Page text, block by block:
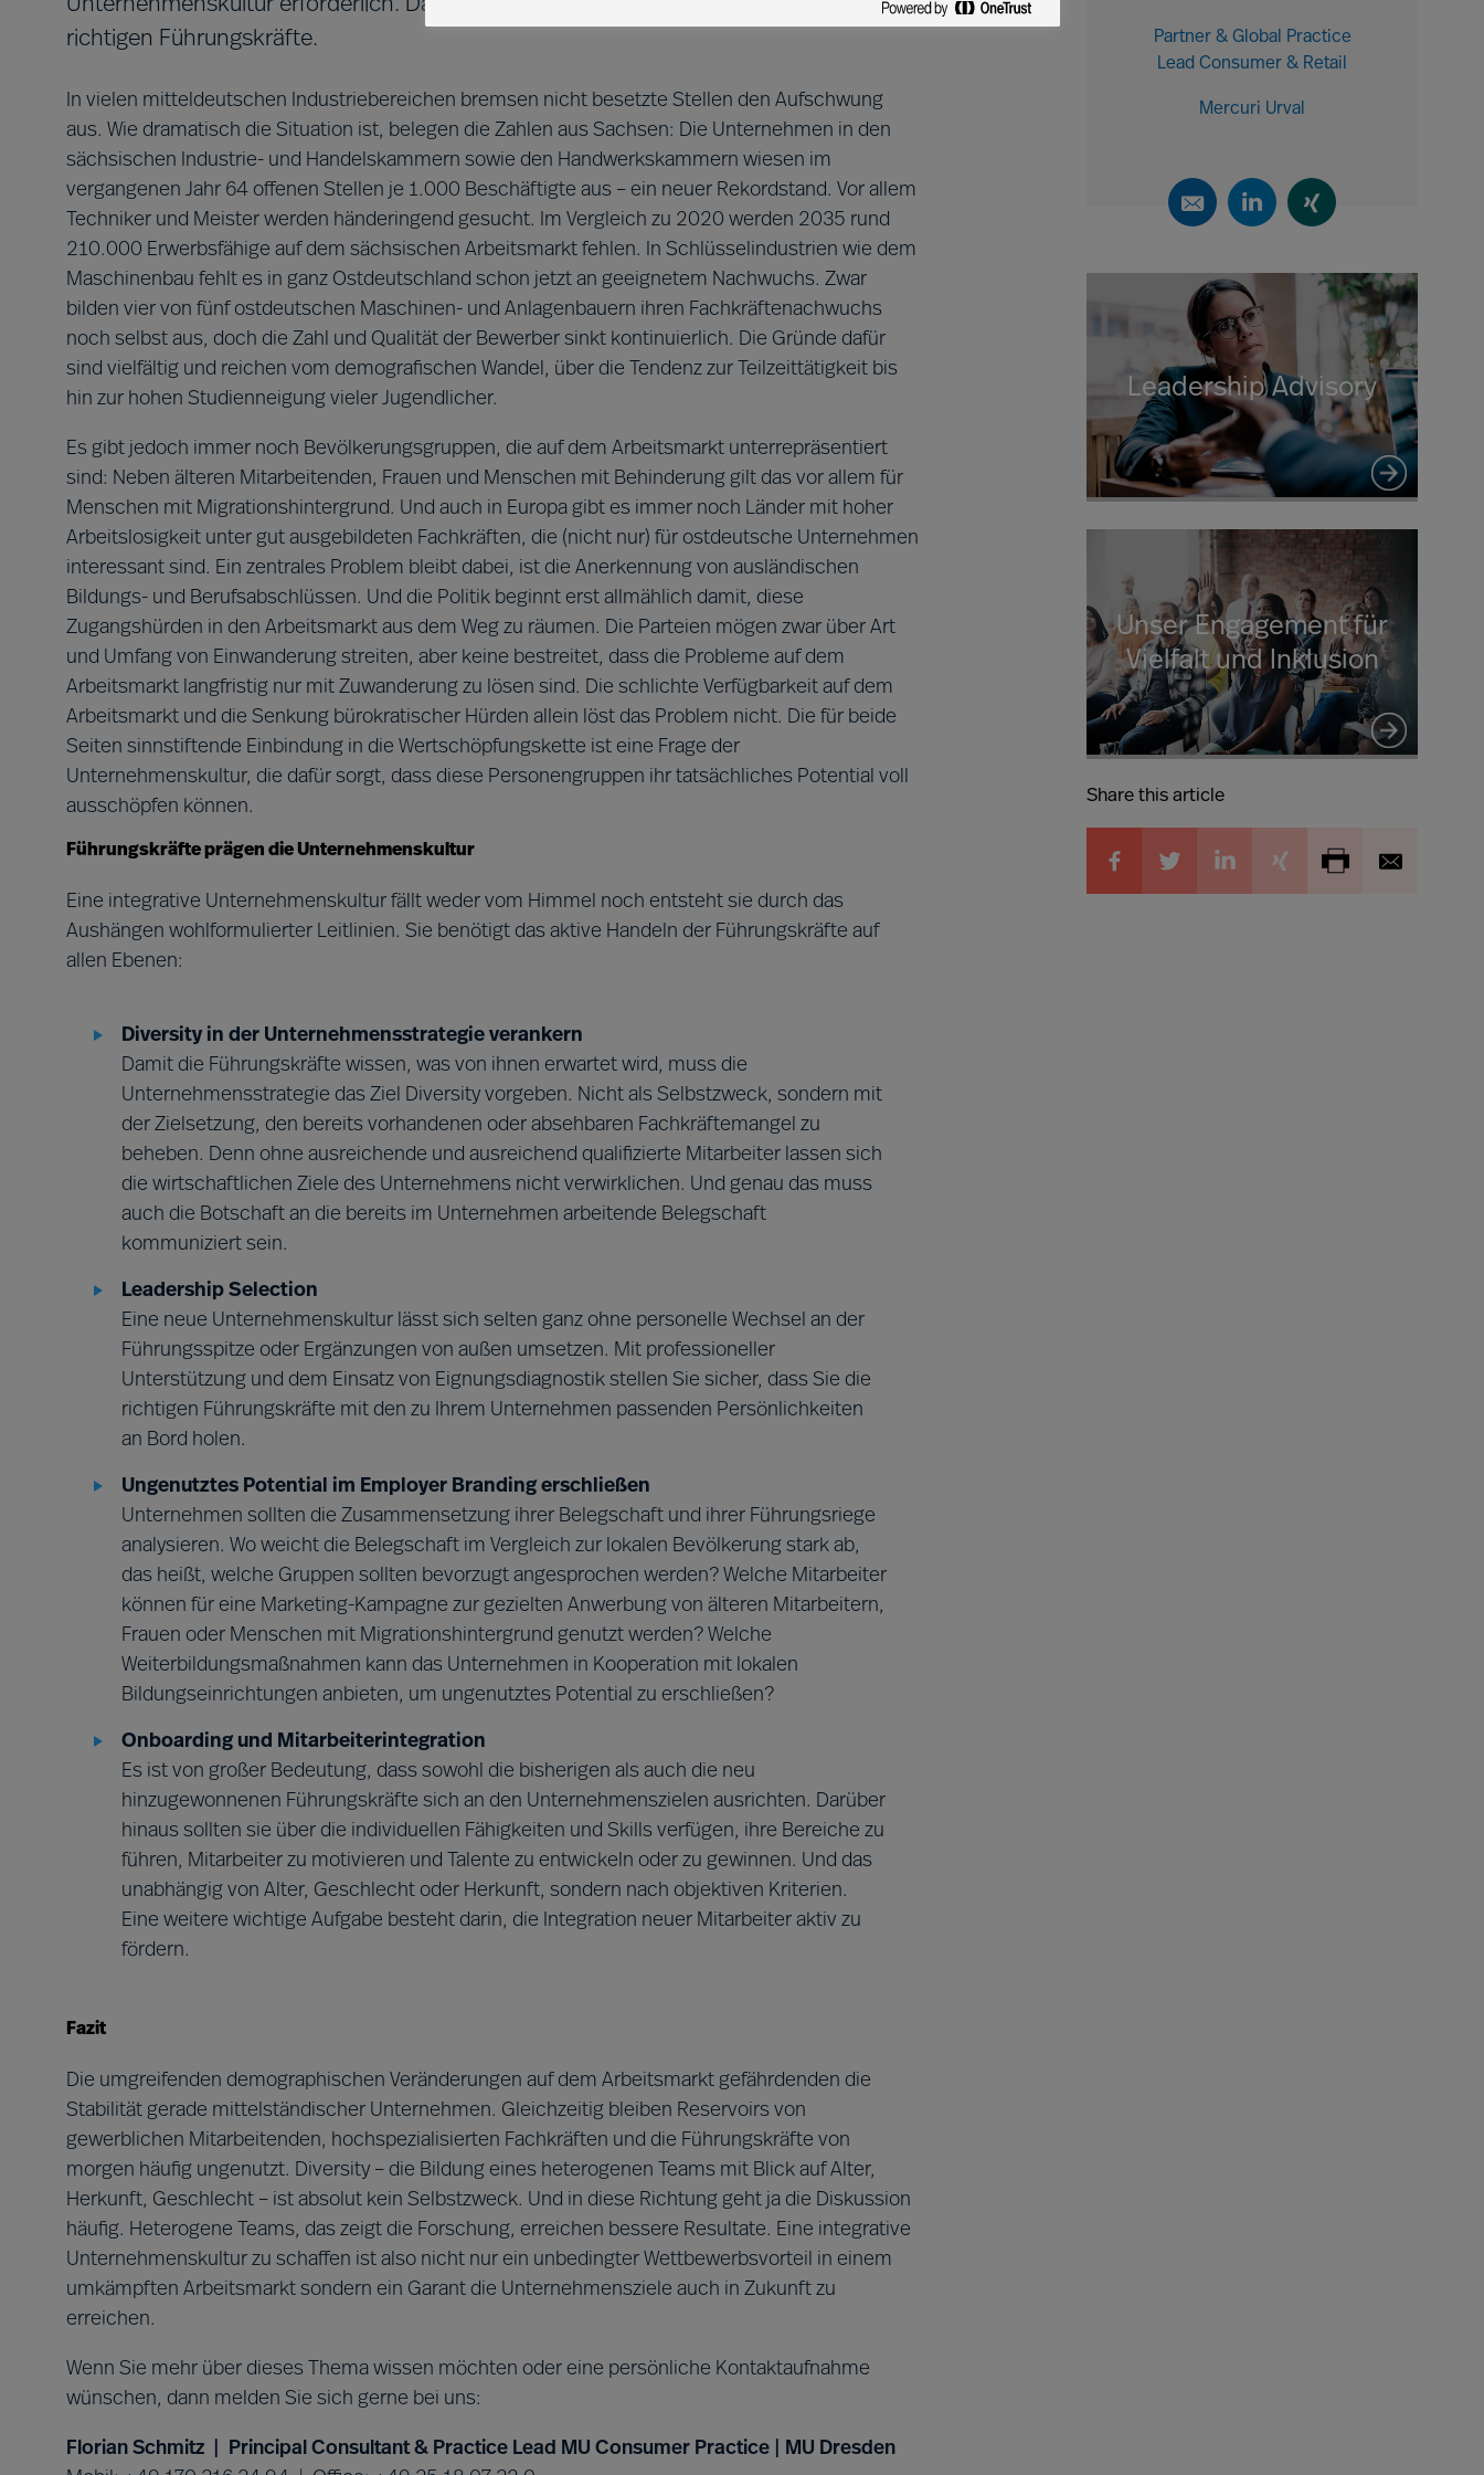
Unternehmenskultur erforderlich. Damit dieser gelingt, brauchen Unternehmen die
richtigen Führungskräfte.
In vielen mitteldeutschen Industriebereichen bremsen nicht besetzte Stellen den Aufschwung
aus. Wie dramatisch die Situation ist, belegen die Zahlen aus Sachsen: Die Unternehmen in den
sächsischen Industrie- und Handelskammern sowie den Handwerkskammern wiesen im
vergangenen Jahr 64 offenen Stellen je 1.000 Beschäftigte aus – ein neuer Rekordstand. Vor allem
Techniker und Meister werden händeringend gesucht. Im Vergleich zu 2020 werden 2035 rund
210.000 Erwerbsfähige auf dem sächsischen Arbeitsmarkt fehlen. In Schlüsselindustrien wie dem
Maschinenbau fehlt es in ganz Ostdeutschland schon jetzt an geeignetem Nachwuchs. Zwar
bilden vier von fünf ostdeutschen Maschinen- und Anlagenbauern ihren Fachkräftenachwuchs
noch selbst aus, doch die Zahl und Qualität der Bewerber sinkt kontinuierlich. Die Gründe dafür
sind vielfältig und reichen vom demografischen Wandel, über die Tendenz zur Teilzeittätigkeit bis
hin zur hohen Studienneigung vieler Jugendlicher.
Es gibt jedoch immer noch Bevölkerungsgruppen, die auf dem Arbeitsmarkt unterrepräsentiert
sind: Neben älteren Mitarbeitenden, Frauen und Menschen mit Behinderung gilt das vor allem für
Menschen mit Migrationshintergrund. Und auch in Europa gibt es immer noch Länder mit hoher
Arbeitslosigkeit unter gut ausgebildeten Fachkräften, die (nicht nur) für ostdeutsche Unternehmen
interessant sind. Ein zentrales Problem bleibt dabei, ist die Anerkennung von ausländischen
Bildungs- und Berufsabschlüssen. Und die Politik beginnt erst allmählich damit, diese
Zugangshürden in den Arbeitsmarkt aus dem Weg zu räumen. Die Parteien mögen zwar über Art
und Umfang von Einwanderung streiten, aber keine bestreitet, dass die Probleme auf dem
Arbeitsmarkt langfristig nur mit Zuwanderung zu lösen sind. Die schlichte Verfügbarkeit auf dem
Arbeitsmarkt und die Senkung bürokratischer Hürden allein löst das Problem nicht. Die für beide
Seiten sinnstiftende Einbindung in die Wertschöpfungskette ist eine Frage der
Unternehmenskultur, die dafür sorgt, dass diese Personengruppen ihr tatsächliches Potential voll
ausschöpfen können.
Führungskräfte prägen die Unternehmenskultur
Eine integrative Unternehmenskultur fällt weder vom Himmel noch entsteht sie durch das
Aushängen wohlformulierter Leitlinien. Sie benötigt das aktive Handeln der Führungskräfte auf
allen Ebenen:
Diversity in der Unternehmensstrategie verankern
Damit die Führungskräfte wissen, was von ihnen erwartet wird, muss die
Unternehmensstrategie das Ziel Diversity vorgeben. Nicht als Selbstzweck, sondern mit
der Zielsetzung, den bereits vorhandenen oder absehbaren Fachkräftemangel zu
beheben. Denn ohne ausreichende und ausreichend qualifizierte Mitarbeiter lassen sich
die wirtschaftlichen Ziele des Unternehmens nicht verwirklichen. Und genau das muss
auch die Botschaft an die bereits im Unternehmen arbeitende Belegschaft
kommuniziert sein.
Leadership Selection
Eine neue Unternehmenskultur lässt sich selten ganz ohne personelle Wechsel an der
Führungsspitze oder Ergänzungen von außen umsetzen. Mit professioneller
Unterstützung und dem Einsatz von Eignungsdiagnostik stellen Sie sicher, dass Sie die
richtigen Führungskräfte mit den zu Ihrem Unternehmen passenden Persönlichkeiten
an Bord holen.
Ungenutztes Potential im Employer Branding erschließen
Unternehmen sollten die Zusammensetzung ihrer Belegschaft und ihrer Führungsriege
analysieren. Wo weicht die Belegschaft im Vergleich zur lokalen Bevölkerung stark ab,
das heißt, welche Gruppen sollten bevorzugt angesprochen werden? Welche Mitarbeiter
können für eine Marketing-Kampagne zur gezielten Anwerbung von älteren Mitarbeitern,
Frauen oder Menschen mit Migrationshintergrund genutzt werden? Welche
Weiterbildungsmaßnahmen kann das Unternehmen in Kooperation mit lokalen
Bildungseinrichtungen anbieten, um ungenutztes Potential zu erschließen?
Onboarding und Mitarbeiterintegration
Es ist von großer Bedeutung, dass sowohl die bisherigen als auch die neu
hinzugewonnenen Führungskräfte sich an den Unternehmenszielen ausrichten. Darüber
hinaus sollten sie über die individuellen Fähigkeiten und Skills verfügen, ihre Bereiche zu
führen, Mitarbeiter zu motivieren und Talente zu entwickeln oder zu gewinnen. Und das
unabhängig von Alter, Geschlecht oder Herkunft, sondern nach objektiven Kriterien.
Eine weitere wichtige Aufgabe besteht darin, die Integration neuer Mitarbeiter aktiv zu
fördern.
Fazit
Die umgreifenden demographischen Veränderungen auf dem Arbeitsmarkt gefährdenden die
Stabilität gerade mittelständischer Unternehmen. Gleichzeitig bleiben Reservoirs von
gewerblichen Mitarbeitenden, hochspezialisierten Fachkräften und die Führungskräfte von
morgen häufig ungenutzt. Diversity – die Bildung eines heterogenen Teams mit Blick auf Alter,
Herkunft, Geschlecht – ist absolut kein Selbstzweck. Und in diese Richtung geht ja die Diskussion
häufig. Heterogene Teams, das zeigt die Forschung, erreichen bessere Resultate. Eine integrative
Unternehmenskultur zu schaffen ist also nicht nur ein unbedingter Wettbewerbsvorteil in einem
umkämpften Arbeitsmarkt sondern ein Garant die Unternehmensziele auch in Zukunft zu
erreichen.
Wenn Sie mehr über dieses Thema wissen möchten oder eine persönliche Kontaktaufnahme
wünschen, dann melden Sie sich gerne bei uns:
Florian Schmitz | Principal Consultant & Practice Lead MU Consumer Practice | MU Dresden
Partner & Global Practice
Lead Consumer & Retail
Mercuri Urval
Leadership Advisory
Unser Engagement für
Vielfalt und Inklusion
Share this article